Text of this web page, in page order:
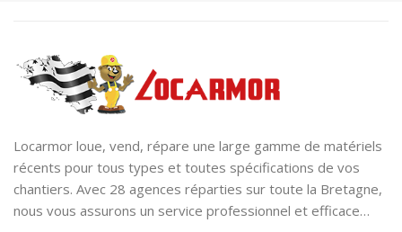
Locarmor loue, vend, répare une large gamme de matériels
récents pour tous types et toutes spécifications de vos
chantiers. Avec 28 agences réparties sur toute la Bretagne,
nous vous assurons un service professionnel et efficace…